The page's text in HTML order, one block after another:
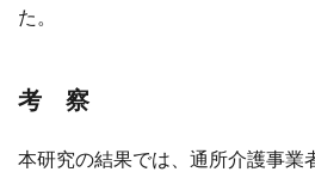
た。
考 察
本研究の結果では、通所介護事業